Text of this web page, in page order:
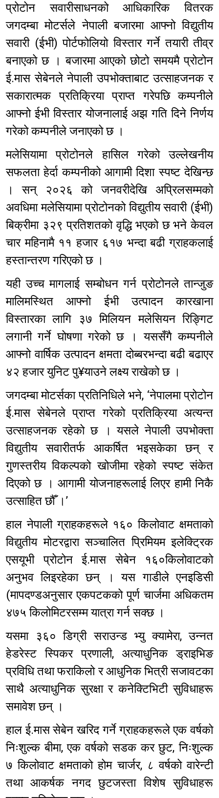
प्रोटोन सवारीसाधनको आधिकारिक वितरक
जगदम्बा मोटर्सले नेपाली बजारमा आफ्नो विद्युतीय
सवारी (ईभी) पोर्टफोलियो विस्तार गर्ने तयारी तीव्र
बनाएको छ । बजारमा आएको छोटो समयमै प्रोटोन
ई.मास सेबेनले नेपाली उपभोक्ताबाट उत्साहजनक र
सकारात्मक प्रतिक्रिया प्राप्त गरेपछि कम्पनीले
आफ्नो ईभी विस्तार योजनालाई अझ गति दिने निर्णय
गरेको कम्पनीले जनाएको छ ।
मलेसियामा प्रोटोनले हासिल गरेको उल्लेखनीय
सफलता हेर्दा कम्पनीको आगामी दिशा स्पष्ट देखिन्छ
। सन् २०२६ को जनवरीदेखि अप्रिलसम्मको
अवधिमा मलेसियामा प्रोटोनको विद्युतीय सवारी (ईभी)
बिक्रीमा ३२९ प्रतिशतको वृद्धि भएको छ भने केवल
चार महिनामै ११ हजार ६१७ भन्दा बढी ग्राहकलाई
हस्तान्तरण गरिएको छ ।
यही उच्च मागलाई सम्बोधन गर्न प्रोटोनले तान्जुङ
मालिमस्थित आफ्नो ईभी उत्पादन कारखाना
विस्तारका लागि ३७ मिलियन मलेसियन रिङ्गिट
लगानी गर्ने घोषणा गरेको छ । यससँगै कम्पनीले
आफ्नो वार्षिक उत्पादन क्षमता दोब्बरभन्दा बढी बढाएर
४२ हजार युनिट पु¥याउने लक्ष्य राखेको छ ।
जगदम्बा मोटर्सका प्रतिनिधिले भने, ‘नेपालमा प्रोटोन
ई.मास सेबेनले प्राप्त गरेको प्रतिक्रिया अत्यन्त
उत्साहजनक रहेको छ । यसले नेपाली उपभोक्ता
विद्युतीय सवारीतर्फ आकर्षित भइसकेका छन् र
गुणस्तरीय विकल्पको खोजीमा रहेको स्पष्ट संकेत
दिएको छ । आगामी योजनाहरूलाई लिएर हामी निकै
उत्साहित छौँ ।’
हाल नेपाली ग्राहकहरूले १६० किलोवाट क्षमताको
विद्युतीय मोटरद्वारा सञ्चालित प्रिमियम इलेक्ट्रिक
एसयूभी प्रोटोन ई.मास सेबेन १६०किलोवाटको
अनुभव लिइरहेका छन् । यस गाडीले एनइडिसी
(मापदण्डअनुसार एकपटकको पूर्ण चार्जमा अधिकतम
४७५ किलोमिटरसम्म यात्रा गर्न सक्छ ।
यसमा ३६० डिग्री सराउन्ड भ्यु क्यामेरा, उन्नत
हेडरेस्ट स्पिकर प्रणाली, अत्याधुनिक ड्राइभिङ
प्रविधि तथा फराकिलो र आधुनिक भित्री सजावटका
साथै अत्याधुनिक सुरक्षा र कनेक्टिभिटी सुविधाहरू
समावेश छन् ।
हाल ई.मास सेबेन खरिद गर्ने ग्राहकहरूले एक वर्षको
निःशुल्क बीमा, एक वर्षको सडक कर छुट, निःशुल्क
७ किलोवाट क्षमताको होम चार्जर, ८ वर्षको वारेन्टी
तथा आकर्षक नगद छुटजस्ता विशेष सुविधाहरू